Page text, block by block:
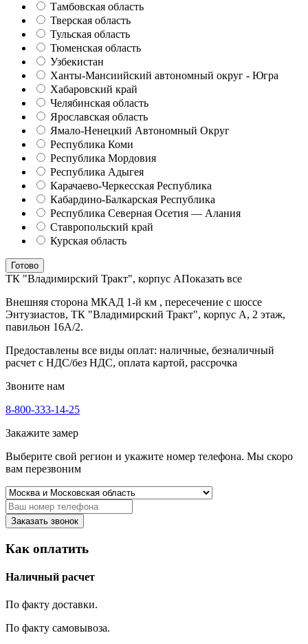
Тамбовская область
Тверская область
Тульская область
Тюменская область
Узбекистан
Ханты-Мансиийский автономный округ - Югра
Хабаровский край
Челябинская область
Ярославская область
Ямало-Ненецкий Автономный Округ
Республика Коми
Республика Мордовия
Республика Адыгея
Карачаево-Черкесская Республика
Кабардино-Балкарская Республика
Республика Северная Осетия — Алания
Ставропольский край
Курская область
Готово
ТК "Владимирский Тракт", корпус АПоказать все
Внешняя сторона МКАД 1-й км , пересечение с шоссе
Энтузиастов, ТК "Владимирский Тракт", корпус А, 2 этаж,
павильон 16А/2.
Предоставлены все виды оплат: наличные, безналичный
расчет с НДС/без НДС, оплата картой, рассрочка
Звоните нам
8-800-333-14-25
Закажите замер
Выберите свой регион и укажите номер телефона. Мы скоро
вам перезвоним
Заказать звонок
Как оплатить
Наличный расчет
По факту доставки.
По факту самовывоза.